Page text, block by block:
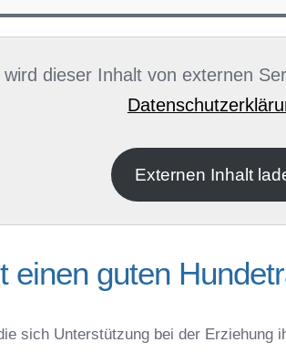
wird dieser Inhalt von externen
Externen Inhalt
einen guten
sich Unterstützung bei der Erziehung